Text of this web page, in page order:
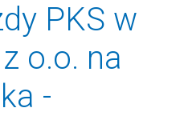
PKS w
o.o. na
-